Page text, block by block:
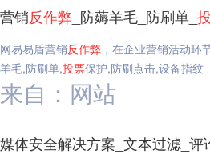
营销反作弊 _防薅羊毛_防刷单_
网易易盾营销反作弊 ，在企业营销活动
羊毛,防刷单,投票保护,防刷点击,设备指纹
来自：网站
媒体安全解决方案_文本过滤_